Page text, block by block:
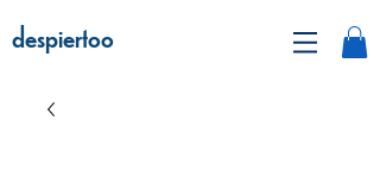
despiertoo